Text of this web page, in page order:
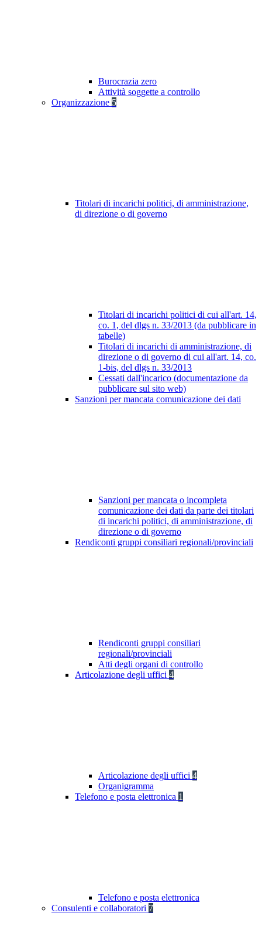
Burocrazia zero
Attività soggette a controllo
Organizzazione 5
Titolari di incarichi politici, di amministrazione,
di direzione o di governo
Titolari di incarichi politici di cui all'art. 14,
co. 1, del dlgs n. 33/2013 (da pubblicare in
tabelle)
Titolari di incarichi di amministrazione, di
direzione o di governo di cui all'art. 14, co.
1-bis, del dlgs n. 33/2013
Cessati dall'incarico (documentazione da
pubblicare sul sito web)
Sanzioni per mancata comunicazione dei dati
Sanzioni per mancata o incompleta
comunicazione dei dati da parte dei titolari
di incarichi politici, di amministrazione, di
direzione o di governo
Rendiconti gruppi consiliari regionali/provinciali
Rendiconti gruppi consiliari
regionali/provinciali
Atti degli organi di controllo
Articolazione degli uffici 4
Articolazione degli uffici 4
Organigramma
Telefono e posta elettronica 1
Telefono e posta elettronica
Consulenti e collaboratori 7